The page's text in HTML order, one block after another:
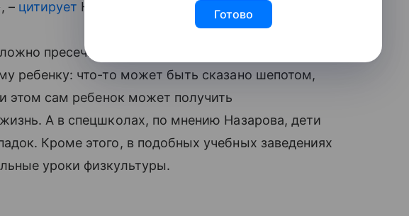
– цитирует Назарова газета «Известия».
пресечь все оскорбляющие действия
ребенку: что-то может быть сказано шепотом,
этом сам ребенок может получить
А в спецшколах, по мнению Назарова, дети
Кроме этого, в подобных учебных заведениях
уроки физкультуры.
Готово